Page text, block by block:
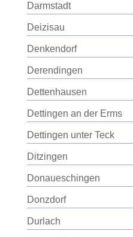
Darmstadt
Deizisau
Denkendorf
Derendingen
Dettenhausen
Dettingen an der Erms
Dettingen unter Teck
Ditzingen
Donaueschingen
Donzdorf
Durlach